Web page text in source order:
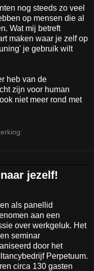
nog steeds zo veel
op mensen die al
Wat mij betreft
maken waar je zelf op
je gebruik wilt
heb van de
zijn voor human
niet meer rond met
jezelf!
als panellid
aan een
over werkgeluk. Het
seminar
door het
Perpetuum.
circa 130 gasten